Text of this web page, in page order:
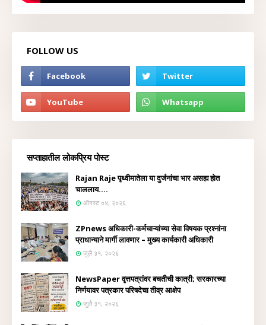
FOLLOW US
सप्ताहातील लोकप्रिय पोस्ट
Rajan Raje पृथ्वीमातेला या दुर्जनांचा भार असह्य होत
चाललाय....
ऑगस्ट ०४, २०२६
ZPnews अधिकारी-कर्मचाऱ्यांच्या सेवा विषयक प्रश्नांना
प्राधान्याने मार्गी लावणार – मुख्य कार्यकारी अधिकारी
जुलै ३१, २०२६
NewsPaper वृत्तपत्रांवर बचतीची कात्री; सरकारच्या
निर्णयावर पत्रकार परिषदेचा तीव्र आक्षेप
जुलै ३१, २०२६